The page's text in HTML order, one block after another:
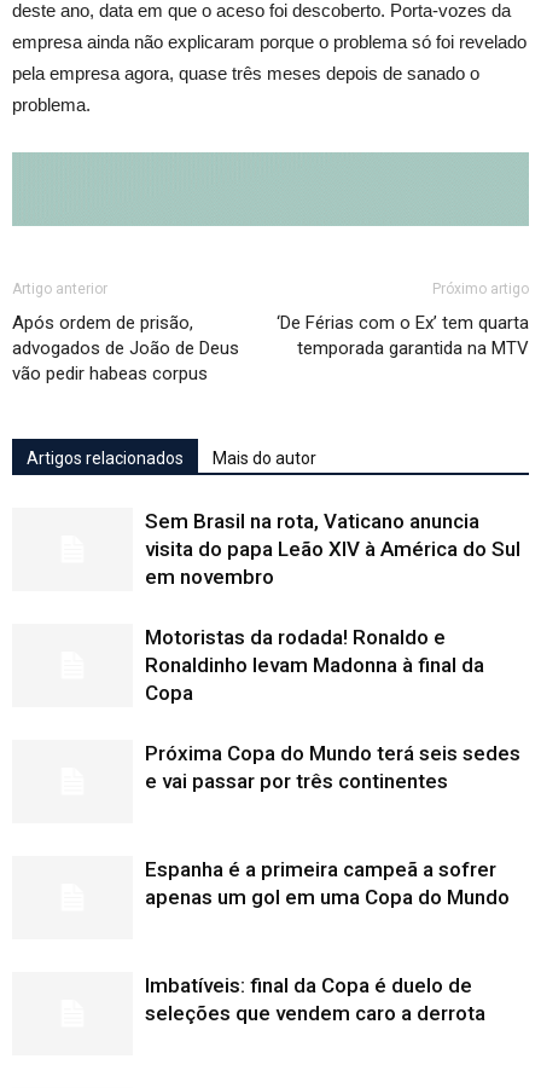
deste ano, data em que o aceso foi descoberto. Porta-vozes da
empresa ainda não explicaram porque o problema só foi revelado
pela empresa agora, quase três meses depois de sanado o
problema.
Artigo anterior
Após ordem de prisão,
advogados de João de Deus
vão pedir habeas corpus
Próximo artigo
‘De Férias com o Ex’ tem quarta
temporada garantida na MTV
Artigos relacionados Mais do autor
Sem Brasil na rota, Vaticano anuncia
visita do papa Leão XIV à América do Sul
em novembro
Motoristas da rodada! Ronaldo e
Ronaldinho levam Madonna à final da
Copa
Próxima Copa do Mundo terá seis sedes
e vai passar por três continentes
Espanha é a primeira campeã a sofrer
apenas um gol em uma Copa do Mundo
Imbatíveis: final da Copa é duelo de
seleções que vendem caro a derrota